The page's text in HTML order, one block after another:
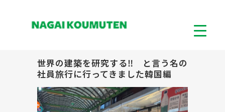
世界の建築を研究する‼ と言う名の
社員旅行に行ってきました韓国編